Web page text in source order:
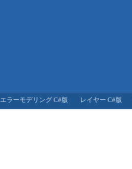
エラーモデリング C#版 レイヤー C#版